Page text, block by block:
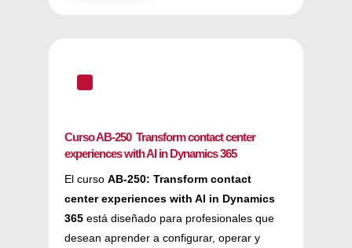
^
Curso AB-250 Transform contact center
experiences with AI in Dynamics 365
El cursoAB-250: Transform contact
center experiences with AI in Dynamics
365 está diseñado para profesionales que
desean aprender a configurar, operar y